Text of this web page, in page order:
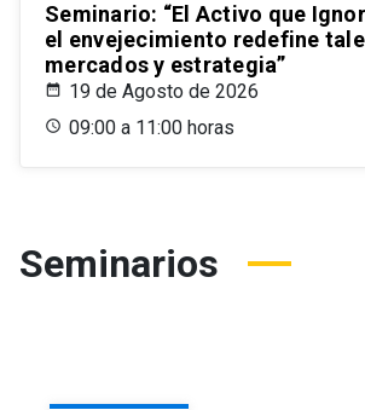
Seminario: “El Activo que
el envejecimiento redefine
mercados y estrategia”
19 de Agosto de 2026
09:00 a 11:00 horas
Seminarios